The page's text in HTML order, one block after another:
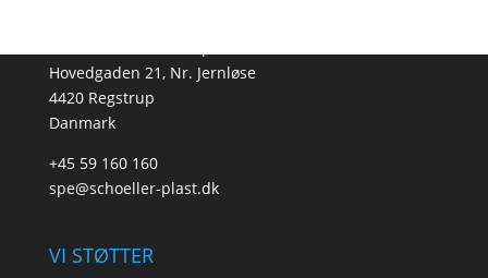
Hovedgaden 21, Nr. Jernløse
4420 Regstrup
Danmark
+45 59 160 160
spe@schoeller-plast.dk
VI STØTTER